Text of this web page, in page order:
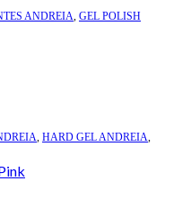
ANDREIA, GEL POLISH
, HARD GEL ANDREIA,